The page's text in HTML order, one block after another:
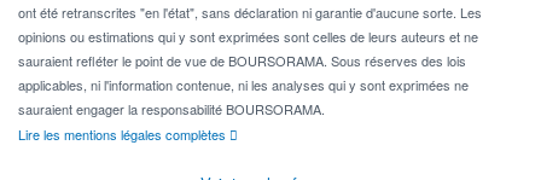
ont été retranscrites "en l'état", sans déclaration ni garantie d'aucune sorte. Les
opinions ou estimations qui y sont exprimées sont celles de leurs auteurs et ne
sauraient refléter le point de vue de BOURSORAMA. Sous réserves des lois
applicables, ni l'information contenue, ni les analyses qui y sont exprimées ne
sauraient engager la responsabilité BOURSORAMA.
Lire les mentions légales complètes